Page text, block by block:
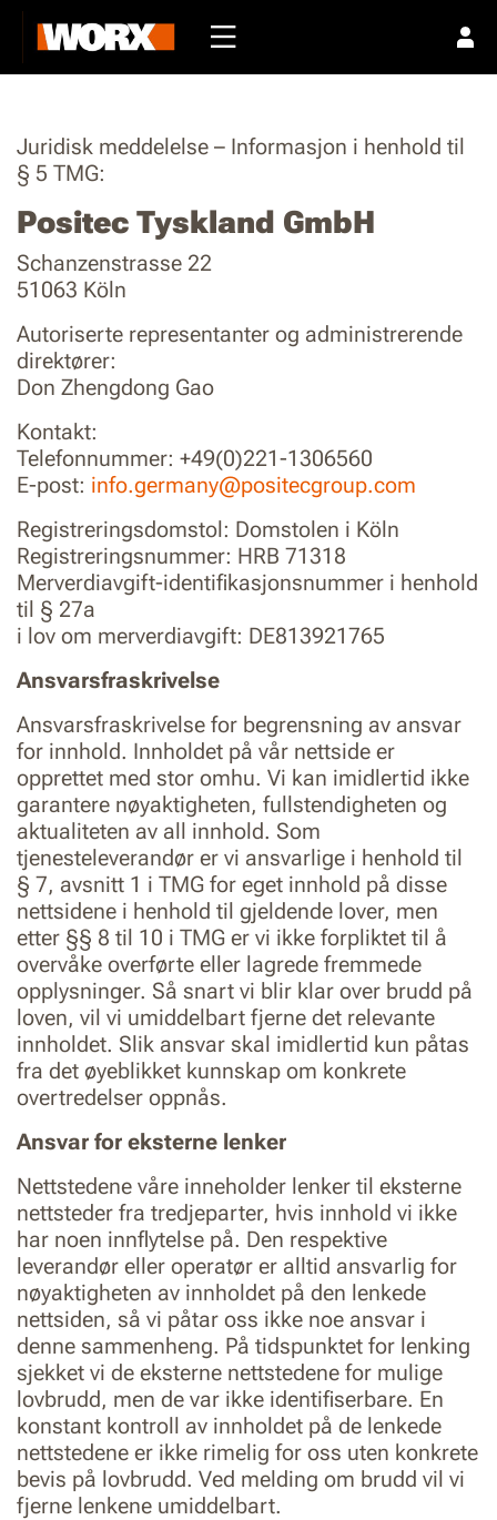
Juridisk meddelelse – Informasjon i henhold til
§ 5 TMG:
Positec Tyskland GmbH
Schanzenstrasse 22
51063 Köln
Autoriserte representanter og administrerende
direktører:
Don Zhengdong Gao
Kontakt:
Telefonnummer: +49(0)221-1306560
E-post: info.germany@positecgroup.com
Registreringsdomstol: Domstolen i Köln
Registreringsnummer: HRB 71318
Merverdiavgift-identifikasjonsnummer i henhold
til § 27a
i lov om merverdiavgift: DE813921765
Ansvarsfraskrivelse
Ansvarsfraskrivelse for begrensning av ansvar
for innhold. Innholdet på vår nettside er
opprettet med stor omhu. Vi kan imidlertid ikke
garantere nøyaktigheten, fullstendigheten og
aktualiteten av all innhold. Som
tjenesteleverandør er vi ansvarlige i henhold til
§ 7, avsnitt 1 i TMG for eget innhold på disse
nettsidene i henhold til gjeldende lover, men
etter §§ 8 til 10 i TMG er vi ikke forpliktet til å
overvåke overførte eller lagrede fremmede
opplysninger. Så snart vi blir klar over brudd på
loven, vil vi umiddelbart fjerne det relevante
innholdet. Slik ansvar skal imidlertid kun påtas
fra det øyeblikket kunnskap om konkrete
overtredelser oppnås.
Ansvar for eksterne lenker
Nettstedene våre inneholder lenker til eksterne
nettsteder fra tredjeparter, hvis innhold vi ikke
har noen innflytelse på. Den respektive
leverandør eller operatør er alltid ansvarlig for
nøyaktigheten av innholdet på den lenkede
nettsiden, så vi påtar oss ikke noe ansvar i
denne sammenheng. På tidspunktet for lenking
sjekket vi de eksterne nettstedene for mulige
lovbrudd, men de var ikke identifiserbare. En
konstant kontroll av innholdet på de lenkede
nettstedene er ikke rimelig for oss uten konkrete
bevis på lovbrudd. Ved melding om brudd vil vi
fjerne lenkene umiddelbart.